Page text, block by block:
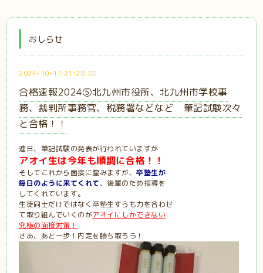
おしらせ
2024-10-11 21:28:00
合格速報2024⑤北九州市役所、北九州市学校事
務、裁判所事務官、税務署などなど 筆記試験次々
と合格！！
連日、筆記試験の発表が行われていますが
アオイ生は今年も順調に合格！！
そしてこれから面接に臨みますが、卒塾生が
毎日のように来てくれて、後輩のため指導を
してくれています。
生徒同士だけではなく卒塾生すらも力を合わせ
て取り組んでいくのがアオイにしかできない
究極の面接対策！
さあ、あと一歩！内定を勝ち取ろう！